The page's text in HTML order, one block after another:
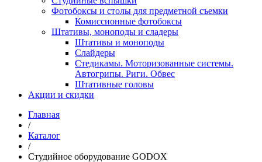
Фотобоксы и столы для предметной съемки
Комиссионные фотобоксы
Штативы, моноподы и сладеры
Штативы и моноподы
Слайдеры
Стедикамы. Моторизованные системы.
Автогрипы. Риги. Обвес
Штативные головы
Акции и скидки
Главная
/
Каталог
/
Студийное оборудование GODOX